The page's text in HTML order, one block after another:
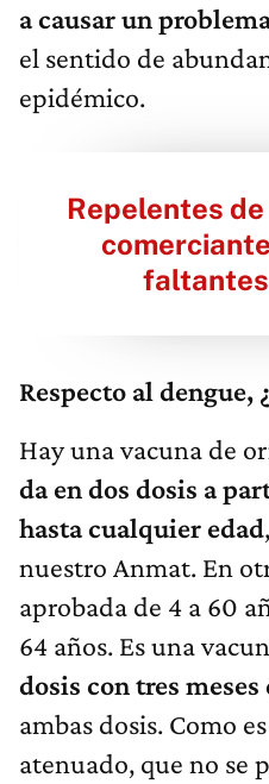
a causar un
el sentido de
epidémico.
Repelentes
Respecto al dengue,
Hay una vacuna de
da en dos dosis a
hasta cualquier edad
nuestro Anmat. En
aprobada de 4 a 60
64 años. Es una
dosis con tres
ambas dosis. Como
atenuado, que no se